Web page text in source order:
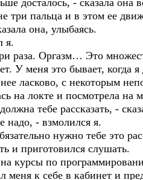
досталось, - сказала она
три пальца и в этом ее
она, улыбаясь.
я.
раза. Оргазм… Это
У меня это бывает, когда
ласково, с некоторым
на локте и посмотрела на
тебе рассказать, -
надо, - взмолился я.
нужно тебе это
и приготовился слушать.
курсы по
меня к себе в кабинет и